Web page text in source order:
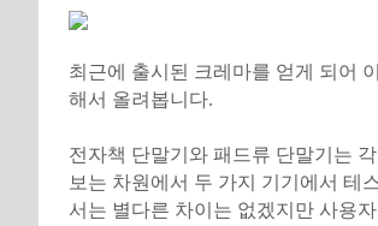
최근에 출시된 크레마를 얻게 되어
해서 올려봅니다.
전자책 단말기와 패드류 단말기는
보는 차원에서 두 가지 기기에서 테
서는 별다른 차이는 없겠지만 사용